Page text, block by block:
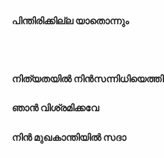
പിന്തിരിക്കില്ല യാതൊന്നും
നിത്യതയിൽ നിൻസന്നിധിയെത്തി
ഞാൻ വിശ്രമിക്കവേ
നിൻ മുഖകാന്തിയിൽ സദാ